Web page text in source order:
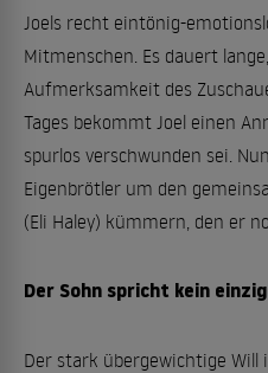
Joels recht eintönig-
Mitmenschen. Es dauert
Aufmerksamkeit des
Tages bekommt Joel einen
spurlos verschwunden sei.
Eigenbrötler um den
(Eli Haley) kümmern, den er
Der Sohn spricht kein
Der stark übergewichtige